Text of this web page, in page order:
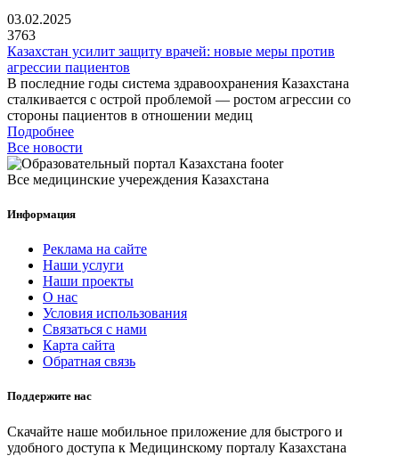
03.02.2025
3763
Казахстан усилит защиту врачей: новые меры против
агрессии пациентов
В последние годы система здравоохранения Казахстана
сталкивается с острой проблемой — ростом агрессии со
стороны пациентов в отношении медиц
Подробнее
Все новости
Все медицинские учереждения Казахстана
Информация
Реклама на сайте
Наши услуги
Наши проекты
О нас
Условия использования
Связаться с нами
Карта сайта
Обратная связь
Поддержите нас
Скачайте наше мобильное приложение для быстрого и
удобного доступа к Медицинскому порталу Казахстана